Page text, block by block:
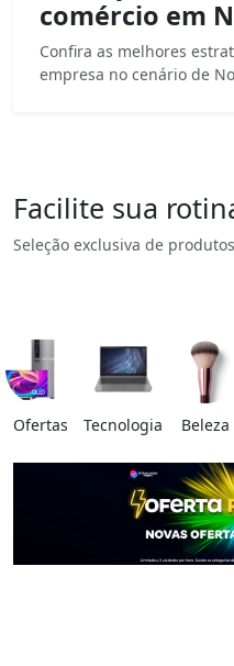
comércio em
Confira as melhores
empresa no cenário de
Facilite sua
Seleção exclusiva de
Ofertas Tecnologia Beleza